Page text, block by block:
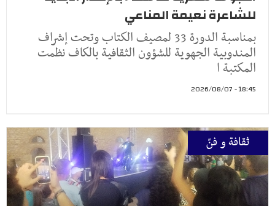
للشاعرة نعيمة المناعي
بمناسبة الدورة 33 لمصيف الكتاب وتحت إشراف
المندوبية الجهوية للشؤون الثقافية بالكاف نظمت
المكتبة ا
18:45 - 2026/08/07
ثقافة و فنّ